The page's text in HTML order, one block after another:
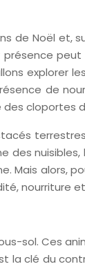
de Noël
explorer
de
des
Mais alors,
nourriture
sol. Ces
la clé du